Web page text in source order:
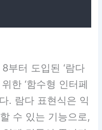
부터 도입된 ‘람다
한 ‘함수형 인터페
. 람다 표현식은 익
수 있는 기능으로,